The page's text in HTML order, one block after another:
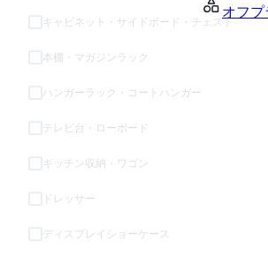
オフプ
キャビネット・サイドボード・チェスト
本棚・マガジンラック
ハンガーラック・コートハンガー
テレビ台・ローボード
キッチン収納・ワゴン
ドレッサー
ディスプレイショーケース